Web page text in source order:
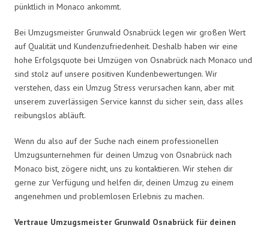
pünktlich in Monaco ankommt.
Bei Umzugsmeister Grunwald Osnabrück legen wir großen Wert
auf Qualität und Kundenzufriedenheit. Deshalb haben wir eine
hohe Erfolgsquote bei Umzügen von Osnabrück nach Monaco und
sind stolz auf unsere positiven Kundenbewertungen. Wir
verstehen, dass ein Umzug Stress verursachen kann, aber mit
unserem zuverlässigen Service kannst du sicher sein, dass alles
reibungslos abläuft.
Wenn du also auf der Suche nach einem professionellen
Umzugsunternehmen für deinen Umzug von Osnabrück nach
Monaco bist, zögere nicht, uns zu kontaktieren. Wir stehen dir
gerne zur Verfügung und helfen dir, deinen Umzug zu einem
angenehmen und problemlosen Erlebnis zu machen.
Vertraue Umzugsmeister Grunwald Osnabrück für deinen